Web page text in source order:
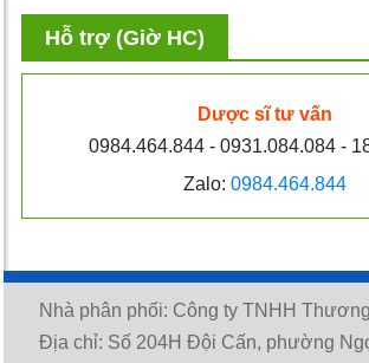
Hỗ trợ (Giờ HC)
Dược sĩ tư vấn
0984.464.844 - 0931.084.084 -
Zalo: 0984.464.844
Nhà phân phối: Công ty TNHH
Địa chỉ: Số 204H Đội Cấn, phường